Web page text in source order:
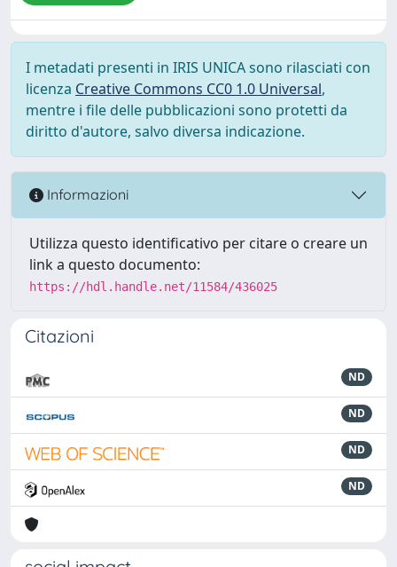
I metadati presenti in IRIS UNICA sono rilasciati con
licenza Creative Commons CC0 1.0 Universal,
mentre i file delle pubblicazioni sono protetti da
diritto d'autore, salvo diversa indicazione.
Informazioni
Utilizza questo identificativo per citare o creare un
link a questo documento:
https://hdl.handle.net/11584/436025
Citazioni
ND
ND
ND
ND